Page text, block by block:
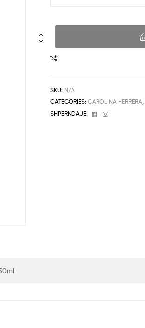
SKU: N/A
CATEGORIES:CAROLINA HERRERA
SHPËRNDAJE:
Facebook
Instagram